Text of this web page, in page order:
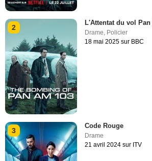
2
L'Attentat du vol Pan
Drame, Policier
18 mai 2025 sur BBC
3
Code Rouge
Drame
21 avril 2024 sur ITV